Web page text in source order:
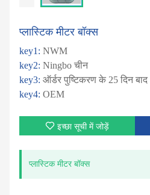
प्लास्टिक मीटर बॉक्स
key1: NWM
key2: Ningbo चीन
key3: ऑर्डर पुष्टिकरण के 25 दिन बाद
key4: OEM
इच्छा सूची में जोड़ें
प्लास्टिक मीटर बॉक्स